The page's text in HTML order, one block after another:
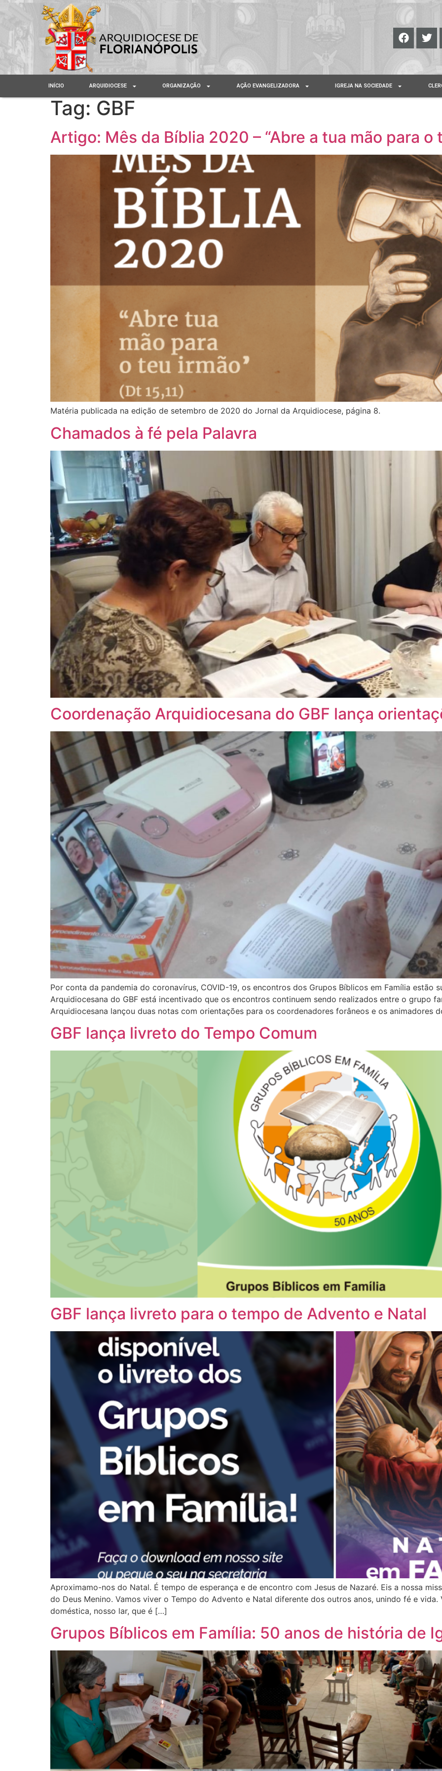
INÍCIO ARQUIDIOCESE ORGANIZAÇÃO AÇÃO EVANGELIZADORA IGREJA NA SOCIEDADE
Tag: GBF
Artigo: Mês da Bíblia 2020 – “Abre a tua mão para o
Matéria publicada na edição de setembro de 2020 do Jornal da Arquidiocese, página 8.
Chamados à fé pela Palavra
Coordenação Arquidiocesana do GBF lança
Por conta da pandemia do coronavírus, COVID-19, os encontros dos Grupos Bíblicos em Família estão
Arquidiocesana do GBF está incentivado que os encontros continuem sendo realizados entre o grupo
Arquidiocesana lançou duas notas com orientações para os coordenadores forâneos e os animadores
GBF lança livreto do Tempo Comum
GBF lança livreto para o tempo de Advento e Natal
Aproximamo-nos do Natal. É tempo de esperança e de encontro com Jesus de Nazaré. Eis a nossa
do Deus Menino. Vamos viver o Tempo do Advento e Natal diferente dos outros anos, unindo fé e
doméstica, nosso lar, que é […]
Grupos Bíblicos em Família: 50 anos de história de